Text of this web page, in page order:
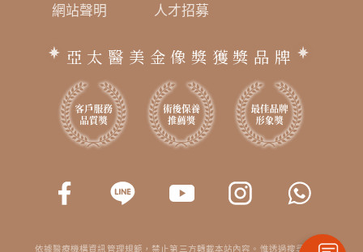
網站聲明 人才招募
亞太醫美金像獎獲獎品牌
依據醫療機構資訊管理規範，禁止第三方轉載本站內容。惟透過搜尋